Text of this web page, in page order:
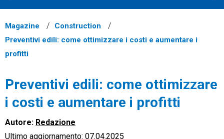
Magazine
Construction
Preventivi edili: come ottimizzare i costi e aumentare i
profitti
Preventivi edili: come ottimizzare
i costi e aumentare i profitti
Autore: Redazione
Ultimo aggiornamento: 07.04.2025